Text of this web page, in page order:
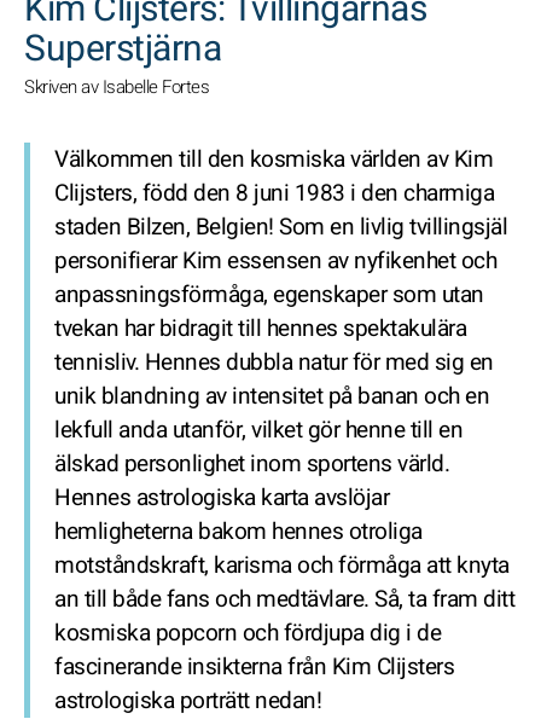
Superstjärna
Skriven av Isabelle Fortes
Välkommen till den kosmiska världen av Kim
Clijsters, född den 8 juni 1983 i den charmiga
staden Bilzen, Belgien! Som en livlig tvillingsjäl
personifierar Kim essensen av nyfikenhet och
anpassningsförmåga, egenskaper som utan
tvekan har bidragit till hennes spektakulära
tennisliv. Hennes dubbla natur för med sig en
unik blandning av intensitet på banan och en
lekfull anda utanför, vilket gör henne till en
älskad personlighet inom sportens värld.
Hennes astrologiska karta avslöjar
hemligheterna bakom hennes otroliga
motståndskraft, karisma och förmåga att knyta
an till både fans och medtävlare. Så, ta fram ditt
kosmiska popcorn och fördjupa dig i de
fascinerande insikterna från Kim Clijsters
astrologiska porträtt nedan!